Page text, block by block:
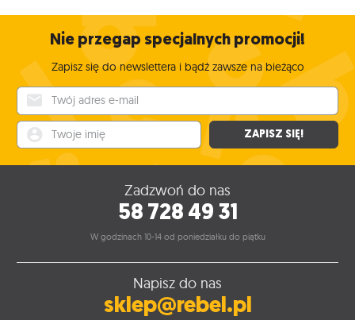
Nie przegap specjalnych promocji!
Zapisz się do newslettera i bądź zawsze na bieżąco
ZAPISZ SIĘ!
Zadzwoń do nas
58 728 49 31
W godzinach 10-14 od poniedziałku do piątku
Napisz do nas
sklep@rebel.pl